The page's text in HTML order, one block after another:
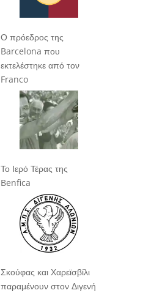
Ο πρόεδρος της
Barcelona που
εκτελέστηκε από τον
Franco
Το Ιερό Τέρας της
Benfica
Σκούφας και Χαρεϊσβίλι
παραμένουν στον Διγενή